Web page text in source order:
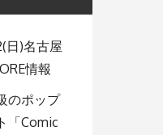
日)名古屋
情報
のポップ
「Comic